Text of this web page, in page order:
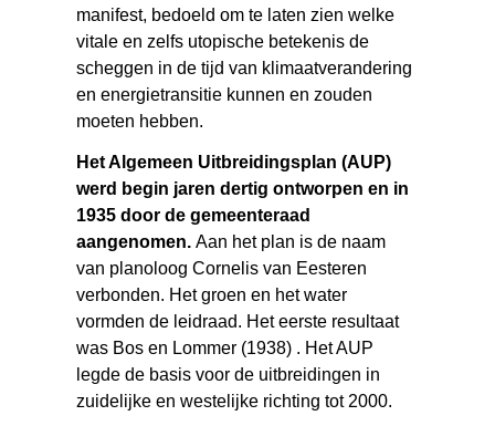
manifest, bedoeld om te laten zien welke
vitale en zelfs utopische betekenis de
scheggen in de tijd van klimaatverandering
en energietransitie kunnen en zouden
moeten hebben.
Het Algemeen Uitbreidingsplan (AUP)
werd begin jaren dertig ontworpen en in
1935 door de gemeenteraad
aangenomen.Aan het plan is de naam
van planoloog Cornelis van Eesteren
verbonden. Het groen en het water
vormden de leidraad. Het eerste resultaat
was Bos en Lommer (1938) . Het AUP
legde de basis voor de uitbreidingen in
zuidelijke en westelijke richting tot 2000.